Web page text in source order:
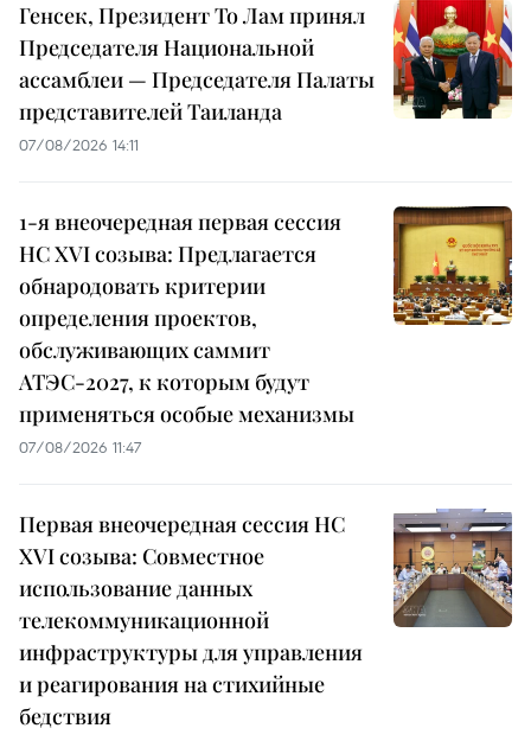
Генсек, Президент То Лам принял
Председателя Национальной
ассамблеи — Председателя Палаты
представителей Таиланда
07/08/2026 14:11
1-я внеочередная первая сессия
НС XVI созыва: Предлагается
обнародовать критерии
определения проектов,
обслуживающих саммит
АТЭС-2027, к которым будут
применяться особые механизмы
07/08/2026 11:47
Первая внеочередная сессия НС
XVI созыва: Совместное
использование данных
телекоммуникационной
инфраструктуры для управления
и реагирования на стихийные
бедствия